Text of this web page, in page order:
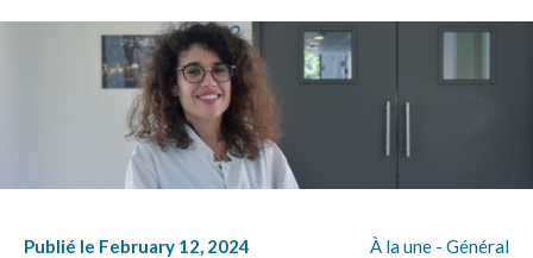
Publié le February 12, 2024 À la une - Général